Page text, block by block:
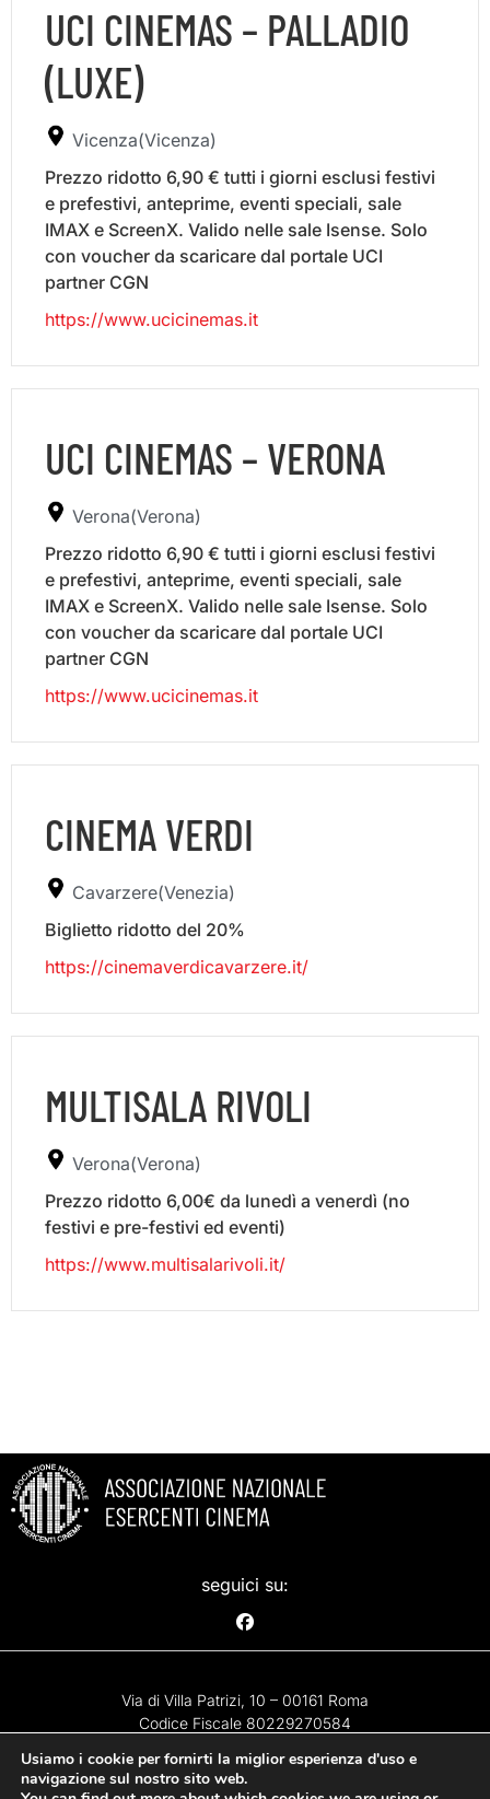
UCI CINEMAS – PALLADIO
(LUXE)
Vicenza(Vicenza)
Prezzo ridotto 6,90 € tutti i giorni esclusi festivi
e prefestivi, anteprime, eventi speciali, sale
IMAX e ScreenX. Valido nelle sale Isense. Solo
con voucher da scaricare dal portale UCI
partner CGN
https://www.ucicinemas.it
UCI CINEMAS – VERONA
Verona(Verona)
Prezzo ridotto 6,90 € tutti i giorni esclusi festivi
e prefestivi, anteprime, eventi speciali, sale
IMAX e ScreenX. Valido nelle sale Isense. Solo
con voucher da scaricare dal portale UCI
partner CGN
https://www.ucicinemas.it
CINEMA VERDI
Cavarzere(Venezia)
Biglietto ridotto del 20%
https://cinemaverdicavarzere.it/
MULTISALA RIVOLI
Verona(Verona)
Prezzo ridotto 6,00€ da lunedì a venerdì (no
festivi e pre-festivi ed eventi)
https://www.multisalarivoli.it/
seguici su:
Via di Villa Patrizi, 10 – 00161 Roma
Codice Fiscale 80229270584
Usiamo i cookie per fornirti la miglior esperienza d'uso e
navigazione sul nostro sito web.